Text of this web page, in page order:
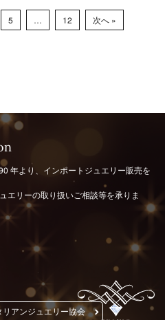
5 … 12 次へ »
年より、インポートジュエリー販売を
エリーの取り扱いご相談等を承りま
アンジュエリー協会